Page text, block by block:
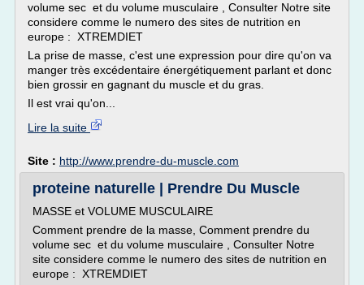
volume sec et du volume musculaire , Consulter Notre site
considere comme le numero des sites de nutrition en
europe : XTREMDIET
La prise de masse, c'est une expression pour dire qu'on va
manger très excédentaire énergétiquement parlant et donc
bien grossir en gagnant du muscle et du gras.
Il est vrai qu'on...
Lire la suite
Site : http://www.prendre-du-muscle.com
proteine naturelle | Prendre Du Muscle
MASSE et VOLUME MUSCULAIRE
Comment prendre de la masse, Comment prendre du
volume sec et du volume musculaire , Consulter Notre
site considere comme le numero des sites de nutrition en
europe : XTREMDIET